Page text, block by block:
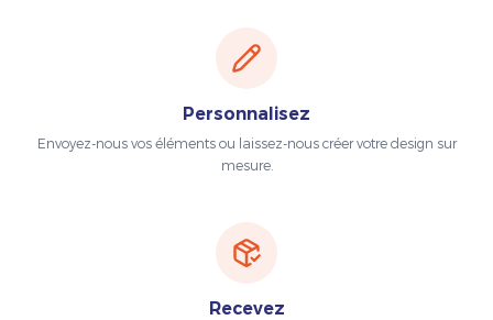
Personnalisez
Envoyez-nous vos éléments ou laissez-nous créer votre design sur
mesure.
Recevez